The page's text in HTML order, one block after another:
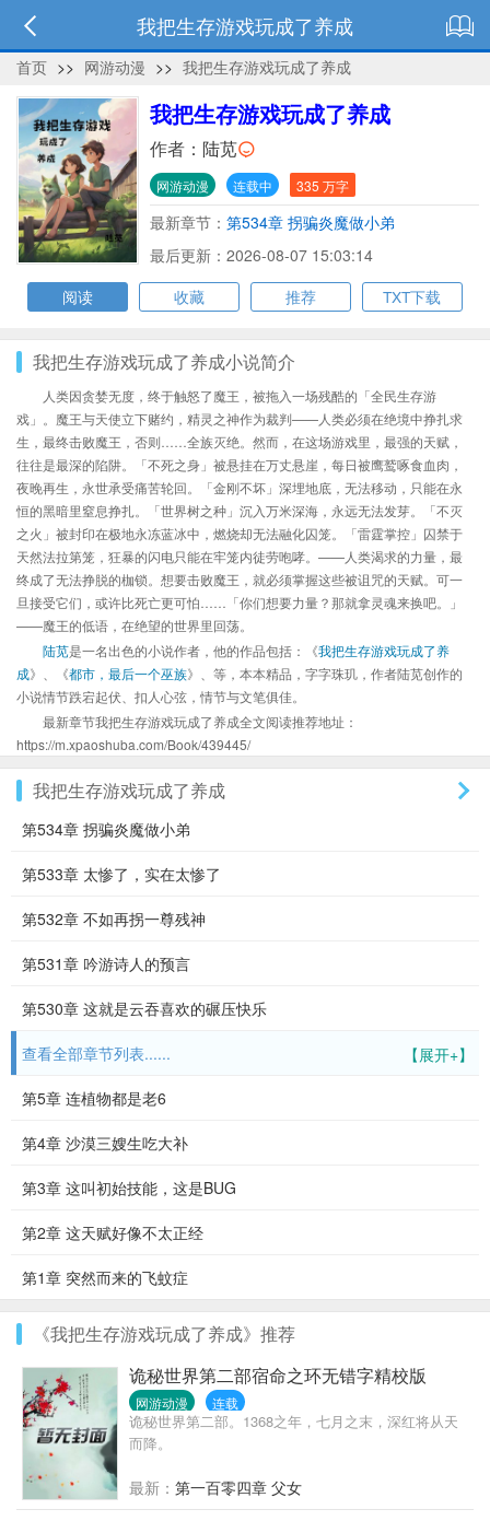
我把生存游戏玩成了养成
首页 >> 网游动漫 >> 我把生存游戏玩成了养成
我把生存游戏玩成了养成
作者： 陆苋
网游动漫 连载中 335 万字
最新章节： 第534章 拐骗炎魔做小弟
最后更新：2026-08-07 15:03:14
阅读
收藏 推荐 TXT下载
我把生存游戏玩成了养成小说简介
人类因贪婪无度，终于触怒了魔王，被拖入一场残酷的「全民生存游
戏」。魔王与天使立下赌约，精灵之神作为裁判——人类必须在绝境中挣扎求
生，最终击败魔王，否则……全族灭绝。然而，在这场游戏里，最强的天赋，
往往是最深的陷阱。「不死之身」被悬挂在万丈悬崖，每日被鹰鹫啄食血肉，
夜晚再生，永世承受痛苦轮回。「金刚不坏」深埋地底，无法移动，只能在永
恒的黑暗里窒息挣扎。「世界树之种」沉入万米深海，永远无法发芽。「不灭
之火」被封印在极地永冻蓝冰中，燃烧却无法融化囚笼。「雷霆掌控」囚禁于
天然法拉第笼，狂暴的闪电只能在牢笼内徒劳咆哮。——人类渴求的力量，最
终成了无法挣脱的枷锁。想要击败魔王，就必须掌握这些被诅咒的天赋。可一
旦接受它们，或许比死亡更可怕……「你们想要力量？那就拿灵魂来换吧。」
——魔王的低语，在绝望的世界里回荡。
陆苋是一名出色的小说作者，他的作品包括：《我把生存游戏玩成了养
成》、《都市，最后一个巫族》、等，本本精品，字字珠玑，作者陆苋创作的
小说情节跌宕起伏、扣人心弦，情节与文笔俱佳。
最新章节我把生存游戏玩成了养成全文阅读推荐地址：
https://m.xpaoshuba.com/Book/439445/
我把生存游戏玩成了养成
第534章 拐骗炎魔做小弟
第533章 太惨了，实在太惨了
第532章 不如再拐一尊残神
第531章 吟游诗人的预言
第530章 这就是云吞喜欢的碾压快乐
【展开+】
查看全部章节列表......
第5章 连植物都是老6
第4章 沙漠三嫂生吃大补
第3章 这叫初始技能，这是BUG
第2章 这天赋好像不太正经
第1章 突然而来的飞蚊症
《我把生存游戏玩成了养成》推荐
诡秘世界第二部宿命之环无错字精校版
网游动漫 连载
诡秘世界第二部。1368之年，七月之末，深红将从天
而降。
最新： 第一百零四章 父女